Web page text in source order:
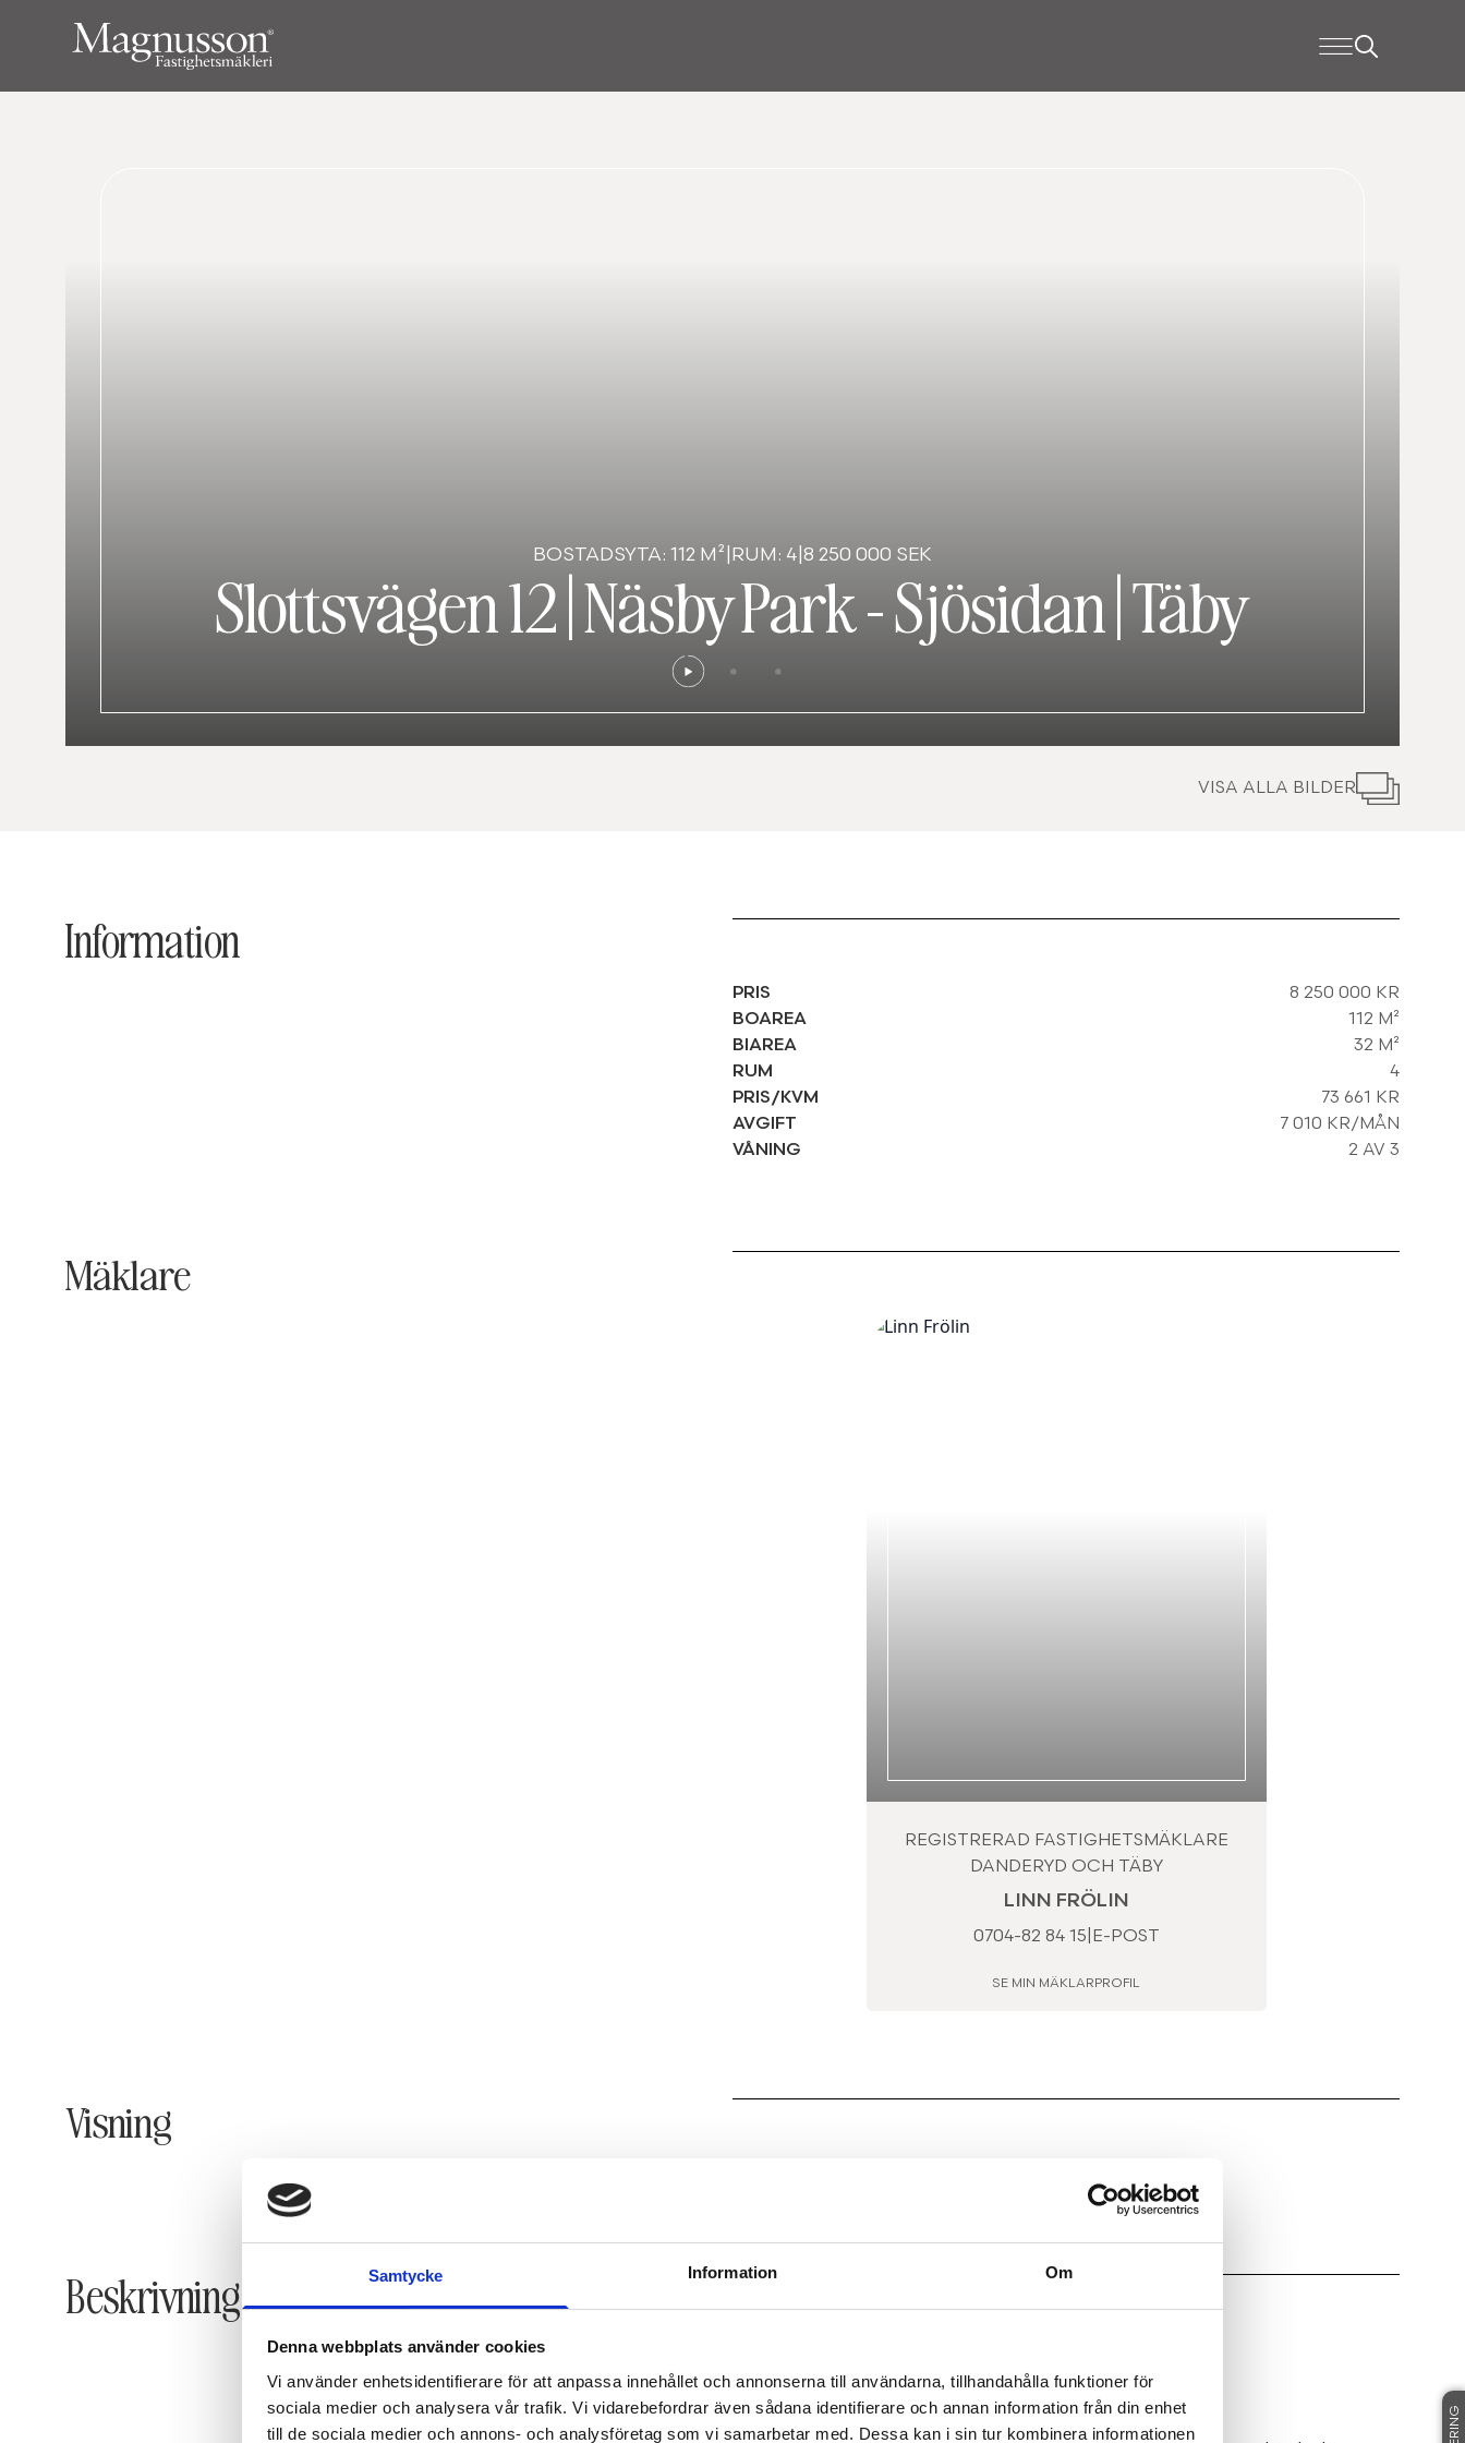
Samtycke Information Om
Denna webbplats använder cookies
Vi använder enhetsidentifierare för att anpassa innehållet och annonserna till användarna, tillhandahålla funktioner för
sociala medier och analysera vår trafik. Vi vidarebefordrar även sådana identifierare och annan information från din enhet
till de sociala medier och annons- och analysföretag som vi samarbetar med. Dessa kan i sin tur kombinera informationen
BOSTADSYTA: 112 M² RUM: 4 8 250 000 SEK
Slottsvägen 12|Näsby Park - Sjösidan|Täby
VISA ALLA BILDER
Information
PRIS
8 250 000 KR
BOAREA
112 M²
BIAREA
32 M²
RUM
4
PRIS/KVM
73 661 KR
AVGIFT
7 010 KR/MÅN
VÅNING
2 AV 3
Mäklare
REGISTRERAD FASTIGHETSMÄKLARE
DANDERYD OCH TÄBY
LINN FRÖLIN
0704-82 84 15 E-POST
SE MIN MÄKLARPROFIL
Visning
Beskrivning